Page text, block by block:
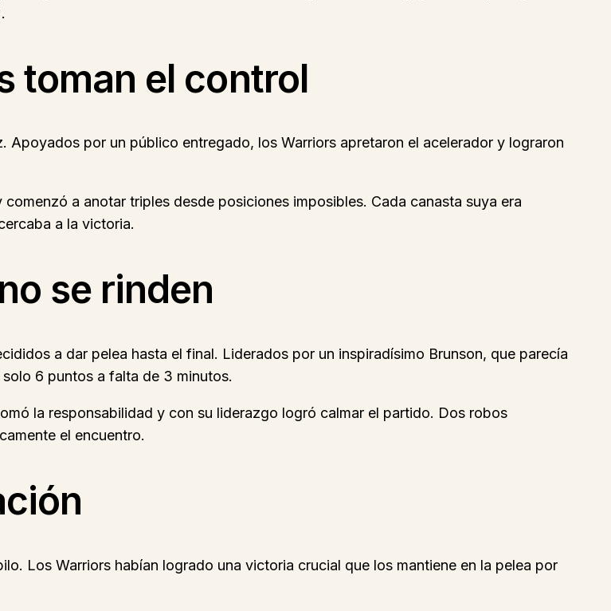
toman el control
Apoyados por un público entregado, los Warriors apretaron el acelerador y lograron
a anotar triples desde posiciones imposibles. Cada canasta suya era
a la victoria.
se rinden
a dar pelea hasta el final. Liderados por un inspiradísimo Brunson, que parecía
6 puntos a falta de 3 minutos.
la responsabilidad y con su liderazgo logró calmar el partido. Dos robos
el encuentro.
Los Warriors habían logrado una victoria crucial que los mantiene en la pelea por